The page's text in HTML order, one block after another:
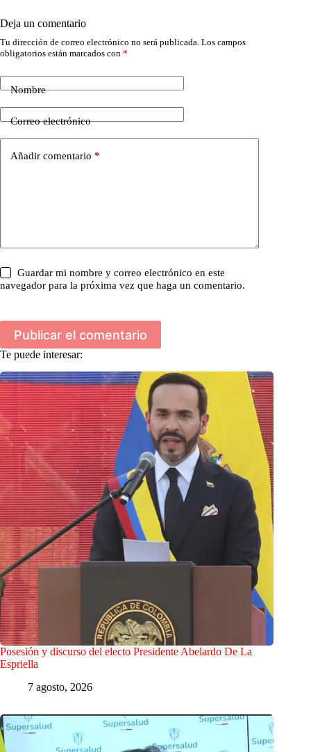
Deja un comentario
Tu dirección de correo electrónico no será publicada. Los campos
obligatorios están marcados con *
Nombre
Correo electrónico
Añadir comentario *
Guardar mi nombre y correo electrónico en este
navegador para la próxima vez que haga un comentario.
Publicar el comentario
Te puede interesar:
Posesión y discurso del electo Presidente Abelardo De La
Espriella
7 agosto, 2026